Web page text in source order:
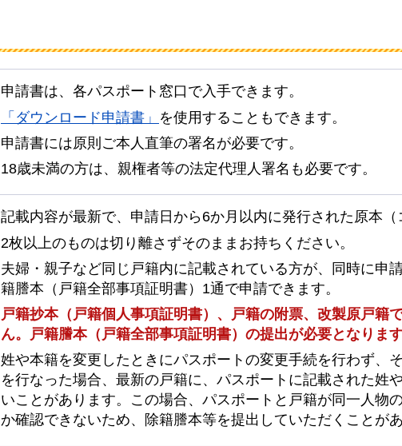
申請書は、各パスポート窓口で入手できます。
「ダウンロード申請書」 を使用することもできます。
申請書には原則ご本人直筆の署名が必要です。
18歳未満の方は、親権者等の法定代理人署名も必要です。
記載内容が最新で、申請日から6か月以内に発行された原本（
2枚以上のものは切り離さずそのままお持ちください。
夫婦・親子など同じ戸籍内に記載されている方が、同時に申
籍謄本（戸籍全部事項証明書）1通で申請できます。
戸籍抄本（戸籍個人事項証明書）、戸籍の附票、改製原戸籍
ん。戸籍謄本（戸籍全部事項証明書）の提出が必要となります
姓や本籍を変更したときにパスポートの変更手続を行わず、
を行なった場合、最新の戸籍に、パスポートに記載された姓
いことがあります。この場合、パスポートと戸籍が同一人物
か確認できないため、除籍謄本等を提出していただくことがあ